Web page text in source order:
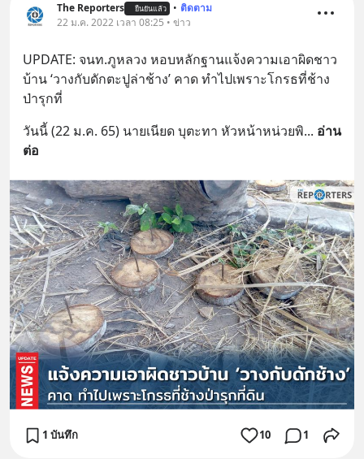
The Reporters ยืนยันแล้ว • ติดตาม
22 ม.ค. 2022 เวลา 08:25 • ข่าว
UPDATE: จนท.ภูหลวง หอบหลักฐานแจ้งความเอาผิดชาว
บ้าน ‘วางกับดักตะปูล่าช้าง’ คาด ทำไปเพราะโกรธที่ช้าง
ป่ารุกที่
วันนี้ (22 ม.ค. 65) นายเนียด บุตะทา หัวหน้าหน่วยพิ... อ่าน
ต่อ
1 บันทึก 10 1